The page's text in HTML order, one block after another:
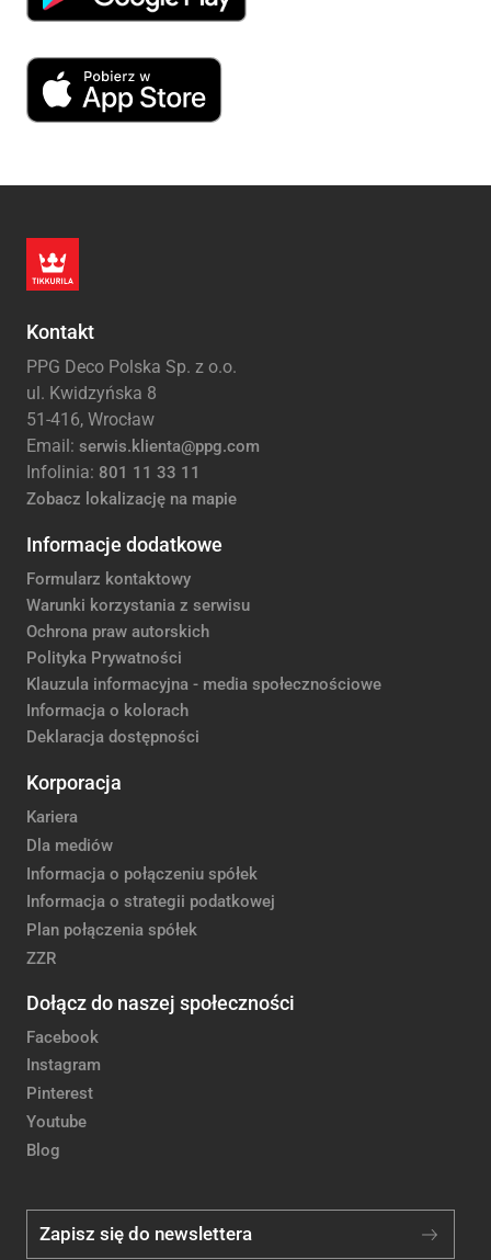
Kontakt
PPG Deco Polska Sp. z o.o.
ul. Kwidzyńska 8
51-416, Wrocław
Email: serwis.klienta@ppg.com
Infolinia: 801 11 33 11
Zobacz lokalizację na mapie
Informacje dodatkowe
Formularz kontaktowy
Warunki korzystania z serwisu
Ochrona praw autorskich
Polityka Prywatności
Klauzula informacyjna - media społecznościowe
Informacja o kolorach
Deklaracja dostępności
Korporacja
Kariera
Dla mediów
Informacja o połączeniu spółek
Informacja o strategii podatkowej
Plan połączenia spółek
ZZR
Dołącz do naszej społeczności
Facebook
Instagram
Pinterest
Youtube
Blog
Zapisz się do newslettera